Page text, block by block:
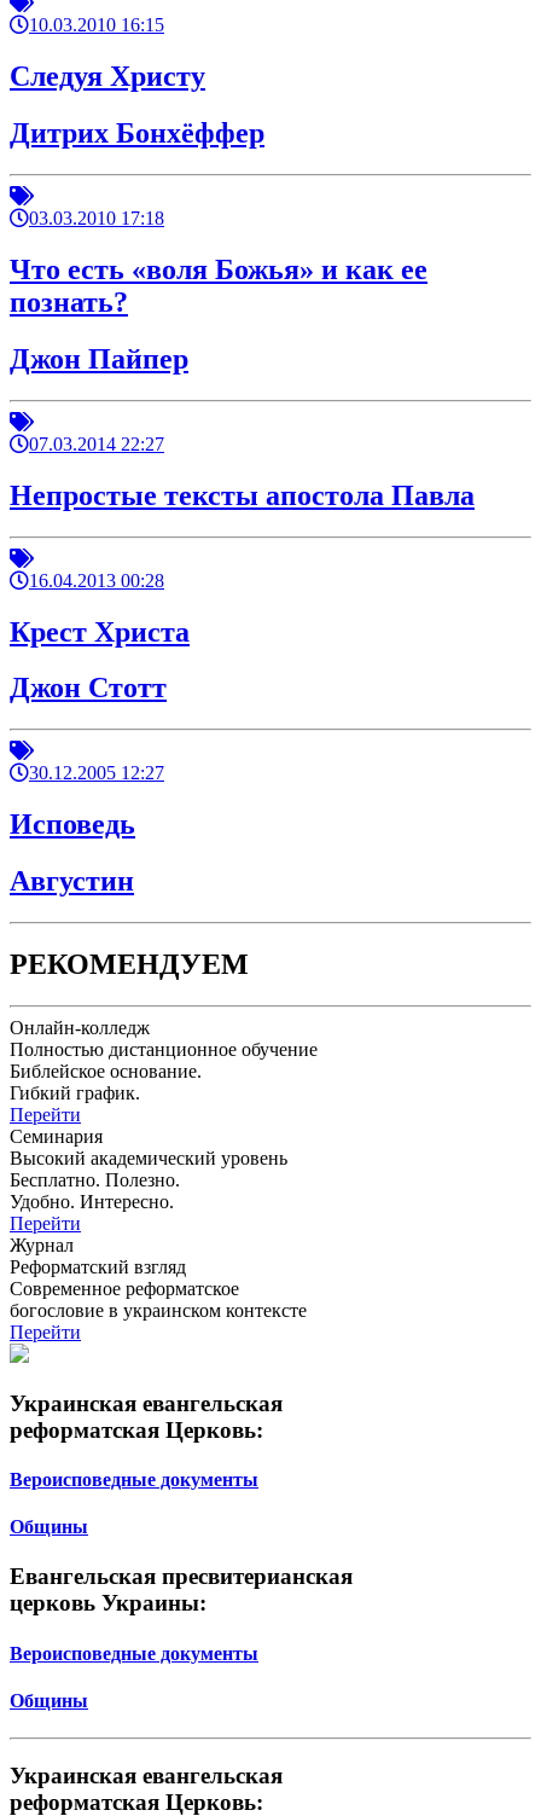
10.03.2010 16:15
Следуя Христу
Дитрих Бонхёффер
03.03.2010 17:18
Что есть «воля Божья» и как ее
познать?
Джон Пайпер
07.03.2014 22:27
Непростые тексты апостола Павла
16.04.2013 00:28
Крест Христа
Джон Стотт
30.12.2005 12:27
Исповедь
Августин
РЕКОМЕНДУЕМ
Онлайн-колледж
Полностью дистанционное обучение
Библейское основание.
Гибкий график.
Перейти
Семинария
Высокий академический уровень
Бесплатно. Полезно.
Удобно. Интересно.
Перейти
Журнал
Реформатский взгляд
Современное реформатское
богословие в украинском контексте
Перейти
Украинская евангельская
реформатская Церковь:
Вероисповедные документы
Общины
Евангельская пресвитерианская
церковь Украины:
Вероисповедные документы
Общины
Украинская евангельская
реформатская Церковь: